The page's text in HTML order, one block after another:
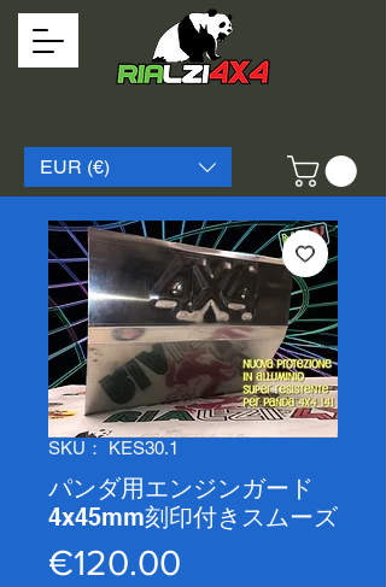
EUR (€)
SKU： KES30.1
パンダ用エンジンガード
4x45mm刻印付きスムーズ
€120.00